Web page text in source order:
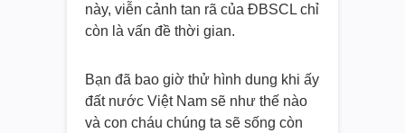
này, viễn cảnh tan rã của ĐBSCL chỉ
còn là vấn đề thời gian.
Bạn đã bao giờ thử hình dung khi ấy
đất nước Việt Nam sẽ như thế nào
và con cháu chúng ta sẽ sống còn